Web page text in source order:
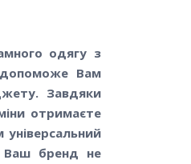
одягу з
допоможе Вам
Завдяки
отримаєте
Ваш бренд не